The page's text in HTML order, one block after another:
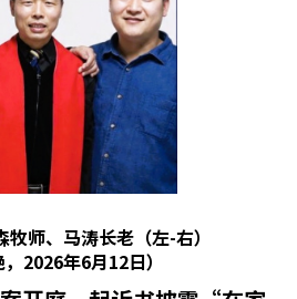
师、马涛长老（左-右）
，2026年6月12日）